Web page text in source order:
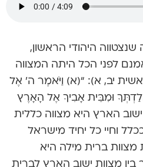
היהודי הראשון,
לפני הכל היתה המצווה
יב, א): “(א) וַיֹּאמֶר ה’ אֶל
וּמִבֵּית אָבִיךָ אֶל הָאָרֶץ
הארץ היא מצווה כללית
וחיי כל יחיד מישראל
ברית מילה היא
מצוות ישוב הארץ לברית